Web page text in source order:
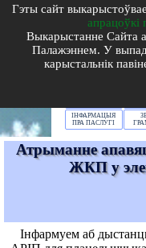
Гэты сайт выкарыстоўвае
апрацоўкі
Выкарыстанне Сайта
Палажэннем. У
карыстальнік
г.Лунінец, вул.Бажэнавай,
Тэлефоны: ААКЦ - 115,
Л у н
ІНФАРМАЦЫЯ
ПРА ПАСЛУГІ
Атрыманне
ЖКП у
Інфармуем аб